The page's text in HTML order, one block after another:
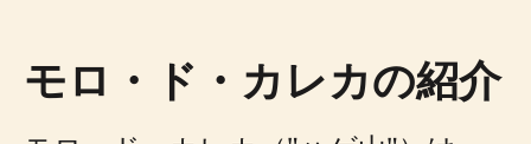
モロ・ド・カレカの紹介